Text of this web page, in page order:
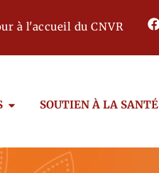
à l'accueil du CNVR
SOUTIEN À LA SANTÉ